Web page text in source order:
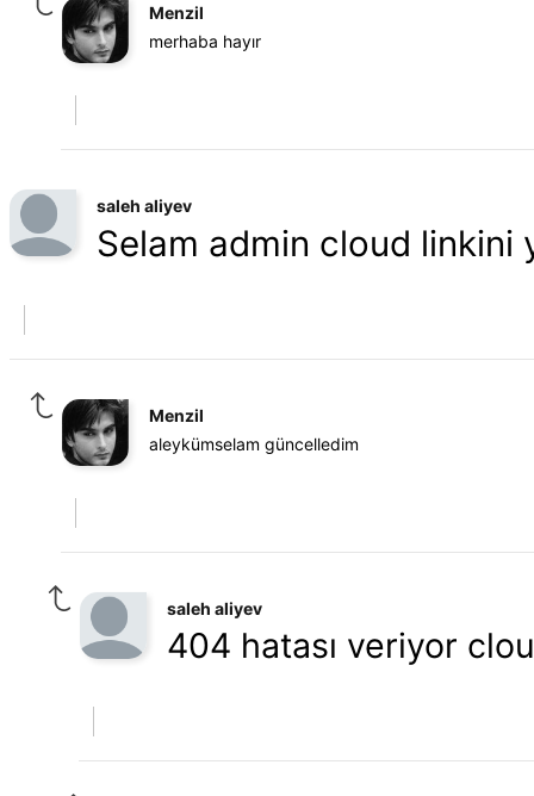
Menzil
merhaba hayır
saleh aliyev
Selam admin cloud linkini
Menzil
aleykümselam güncelledim
saleh aliyev
404 hatası veriyor